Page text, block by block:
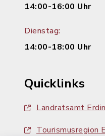
14:00-16:00 Uhr
Dienstag:
14:00-18:00 Uhr
Quicklinks
Landratsamt
Tourismusregion